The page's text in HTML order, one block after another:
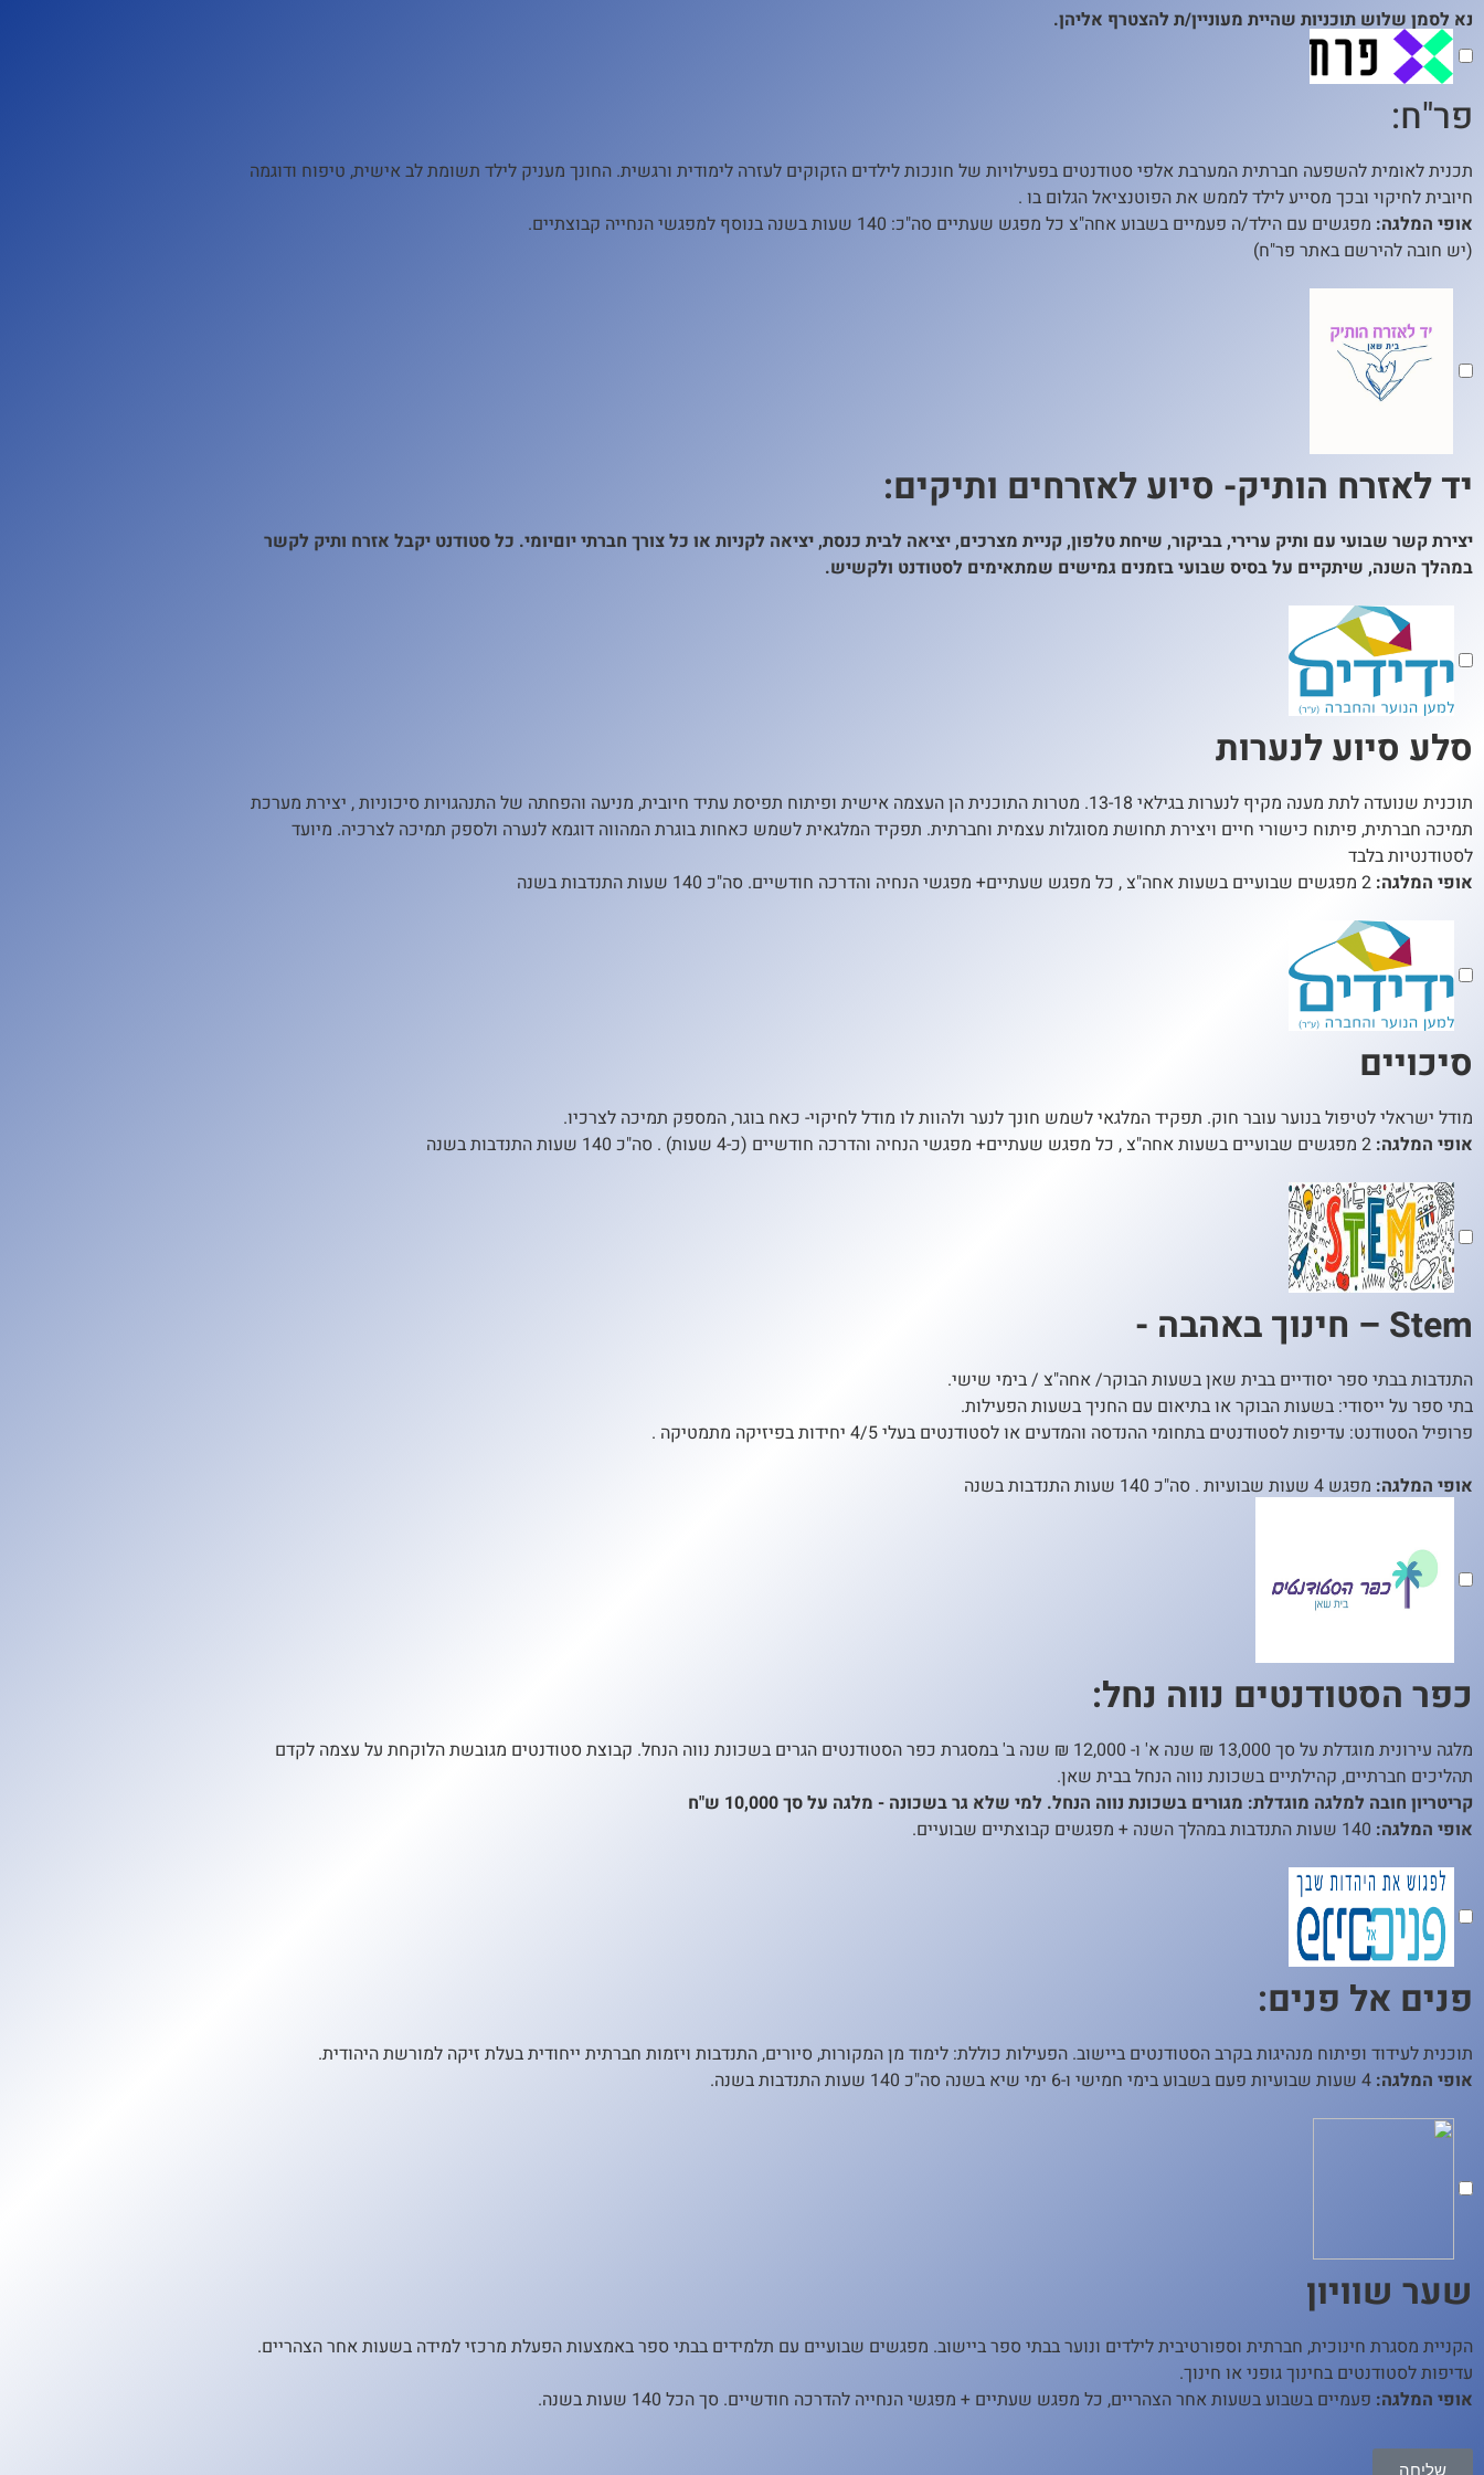
נא לסמן שלוש תוכניות שהיית מעוניין/ת להצטרף אליהן.
פר"ח:
תכנית לאומית להשפעה חברתית המערבת אלפי סטודנטים בפעילויות של חונכות לילדים הזקוקים לעזרה לימודית ורגשית. החונך מעניק לילד תשומת לב אישית, טיפוח ודוגמה
חיובית לחיקוי ובכך מסייע לילד לממש את הפוטנציאל הגלום בו .
אופי המלגה: מפגשים עם הילד/ה פעמיים בשבוע אחה"צ כל מפגש שעתיים סה"כ: 140 שעות בשנה בנוסף למפגשי הנחייה קבוצתיים.
(יש חובה להירשם באתר פר"ח)
יד לאזרח הותיק- סיוע לאזרחים ותיקים:
יצירת קשר שבועי עם ותיק ערירי, בביקור, שיחת טלפון, קניית מצרכים, יציאה לבית כנסת, יציאה לקניות או כל צורך חברתי יוםיומי. כל סטודנט יקבל אזרח ותיק לקשר
במהלך השנה, שיתקיים על בסיס שבועי בזמנים גמישים שמתאימים לסטודנט ולקשיש.
סלע סיוע לנערות
תוכנית שנועדה לתת מענה מקיף לנערות בגילאי 13-18. מטרות התוכנית הן העצמה אישית ופיתוח תפיסת עתיד חיובית, מניעה והפחתה של התנהגויות סיכוניות , יצירת מערכת
תמיכה חברתית, פיתוח כישורי חיים ויצירת תחושת מסוגלות עצמית וחברתית. תפקיד המלגאית לשמש כאחות בוגרת המהווה דוגמא לנערה ולספק תמיכה לצרכיה. מיועד
לסטודנטיות בלבד
אופי המלגה:
סיכויים
מודל ישראלי לטיפול בנוער עובר חוק. תפקיד המלגאי לשמש חונך לנער ולהוות לו מודל לחיקוי- כאח בוגר, המספק תמיכה לצרכיו.
אופי המלגה: 2 מפגשים שבועיים בשעות אחה"צ , כל מפגש שעתיים+ מפגשי הנחיה והדרכה חודשיים (כ-4 שעות) . סה"כ 140 שעות התנדבות בשנה
Stem – חינוך באהבה -
התנדבות בבתי ספר יסודיים בבית שאן בשעות הבוקר/ אחה"צ / בימי שישי.
בתי ספר על ייסודי: בשעות הבוקר או בתיאום עם החניך בשעות הפעילות.
פרופיל הסטודנט: עדיפות לסטודנטים בתחומי ההנדסה והמדעים או לסטודנטים בעלי 4/5 יחידות בפיזיקה מתמטיקה .
אופי המלגה: מפגש 4 שעות שבועיות . סה"כ 140 שעות התנדבות בשנה
כפר הסטודנטים נווה נחל:
מלגה עירונית מוגדלת על סך 13,000 ₪ שנה א' ו- 12,000 ₪ שנה ב' במסגרת כפר הסטודנטים הגרים בשכונת נווה הנחל. קבוצת סטודנטים מגובשת הלוקחת על עצמה לקדם
תהליכים חברתיים, קהילתיים בשכונת נווה הנחל בבית שאן.
קריטריון חובה למלגה מוגדלת: מגורים בשכונת נווה הנחל. למי שלא גר בשכונה - מלגה על סך 10,000 ש"ח
אופי המלגה: 140 שעות התנדבות במהלך השנה + מפגשים קבוצתיים שבועיים.
פנים אל פנים:
תוכנית לעידוד ופיתוח מנהיגות בקרב הסטודנטים ביישוב. הפעילות כוללת: לימוד מן המקורות, סיורים, התנדבות ויזמות חברתית ייחודית בעלת זיקה למורשת היהודית.
אופי המלגה: 4 שעות שבועיות פעם בשבוע בימי חמישי ו-6 ימי שיא בשנה סה"כ 140 שעות התנדבות בשנה.
שער שוויון
הקניית מסגרת חינוכית, חברתית וספורטיבית לילדים ונוער בבתי ספר ביישוב. מפגשים שבועיים עם תלמידים בבתי ספר באמצעות הפעלת מרכזי למידה בשעות אחר הצהריים.
עדיפות לסטודנטים בחינוך גופני או חינוך.
אופי המלגה: פעמיים בשבוע בשעות אחר הצהריים, כל מפגש שעתיים + מפגשי הנחייה להדרכה חודשיים. סך הכל 140 שעות בשנה.
שליחה